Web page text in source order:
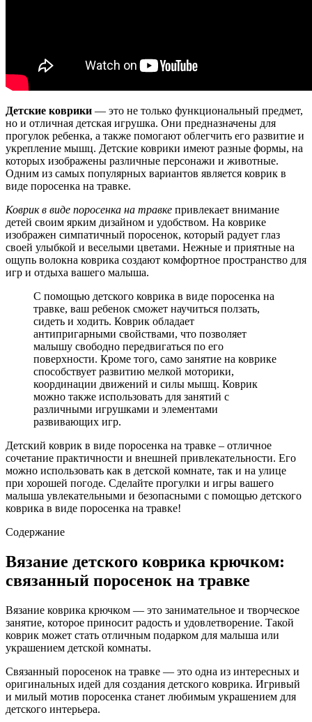
Детские коврики — это не только функциональный предмет,
но и отличная детская игрушка. Они предназначены для
прогулок ребенка, а также помогают облегчить его развитие и
укрепление мышц. Детские коврики имеют разные формы, на
которых изображены различные персонажи и животные.
Одним из самых популярных вариантов является коврик в
виде поросенка на травке.
Коврик в виде поросенка на травке привлекает внимание
детей своим ярким дизайном и удобством. На коврике
изображен симпатичный поросенок, который радует глаз
своей улыбкой и веселыми цветами. Нежные и приятные на
ощупь волокна коврика создают комфортное пространство для
игр и отдыха вашего малыша.
С помощью детского коврика в виде поросенка на
травке, ваш ребенок сможет научиться ползать,
сидеть и ходить. Коврик обладает
антипригарными свойствами, что позволяет
малышу свободно передвигаться по его
поверхности. Кроме того, само занятие на коврике
способствует развитию мелкой моторики,
координации движений и силы мышц. Коврик
можно также использовать для занятий с
различными игрушками и элементами
развивающих игр.
Детский коврик в виде поросенка на травке – отличное
сочетание практичности и внешней привлекательности. Его
можно использовать как в детской комнате, так и на улице
при хорошей погоде. Сделайте прогулки и игры вашего
малыша увлекательными и безопасными с помощью детского
коврика в виде поросенка на травке!
Содержание
Вязание детского коврика крючком:
связанный поросенок на травке
Вязание коврика крючком — это занимательное и творческое
занятие, которое приносит радость и удовлетворение. Такой
коврик может стать отличным подарком для малыша или
украшением детской комнаты.
Связанный поросенок на травке — это одна из интересных и
оригинальных идей для создания детского коврика. Игривый
и милый мотив поросенка станет любимым украшением для
детского интерьера.